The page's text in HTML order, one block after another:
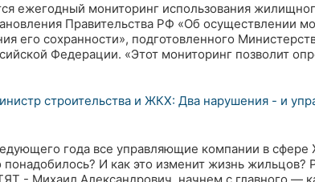
ежегодный мониторинг использования
Правительства РФ «Об осуществлении
его сохранности», подготовленного
Федерации. «Этот мониторинг позволит
строительства и ЖКХ: Два нарушения - и
года все управляющие компании в
понадобилось? И как это изменит жизнь